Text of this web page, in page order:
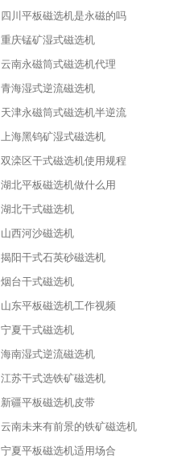
四川平板磁选机是永磁的吗
重庆锰矿湿式磁选机
云南永磁筒式磁选机代理
青海湿式逆流磁选机
天津永磁筒式磁选机半逆流
上海黑钨矿湿式磁选机
双滦区干式磁选机使用规程
湖北平板磁选机做什么用
湖北干式磁选机
山西河沙磁选机
揭阳干式石英砂磁选机
烟台干式磁选机
山东平板磁选机工作视频
宁夏干式磁选机
海南湿式逆流磁选机
江苏干式选铁矿磁选机
新疆平板磁选机皮带
云南未来有前景的铁矿磁选机
宁夏平板磁选机适用场合